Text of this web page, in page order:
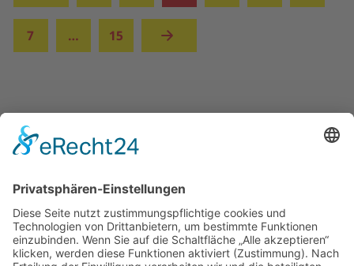
7 … 15
MITMACHEN UND HELFEN